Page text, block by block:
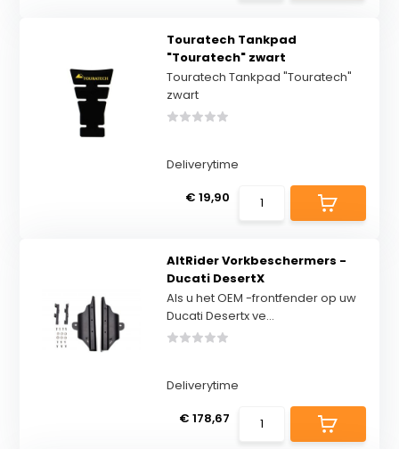
Touratech Tankpad
"Touratech" zwart
Touratech Tankpad "Touratech"
zwart
Deliverytime
€ 19,90
AltRider Vorkbeschermers -
Ducati DesertX
Als u het OEM -frontfender op uw
Ducati Desertx ve...
Deliverytime
€ 178,67